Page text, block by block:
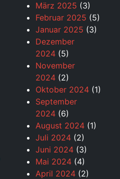
März 2025 (3)
Februar 2025 (5)
Januar 2025 (3)
Dezember
2024 (5)
November
2024 (2)
Oktober 2024 (1)
September
2024 (6)
August 2024 (1)
Juli 2024 (2)
Juni 2024 (3)
Mai 2024 (4)
April 2024 (2)